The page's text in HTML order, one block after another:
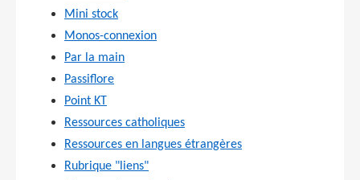
Mini stock
Monos-connexion
Par la main
Passiflore
Point KT
Ressources catholiques
Ressources en langues étrangères
Rubrique "liens"